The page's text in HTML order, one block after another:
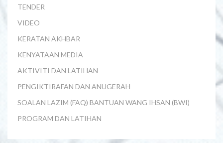
TENDER
VIDEO
KERATAN AKHBAR
KENYATAAN MEDIA
AKTIVITI DAN LATIHAN
PENGIKTIRAFAN DAN ANUGERAH
SOALAN LAZIM (FAQ) BANTUAN WANG IHSAN (BWI)
PROGRAM DAN LATIHAN